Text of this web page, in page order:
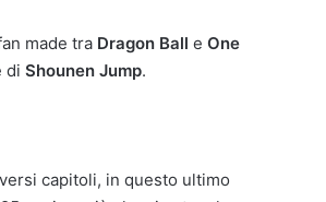
made tra Dragon Ball e One
di Shounen Jump.
capitoli, in questo ultimo